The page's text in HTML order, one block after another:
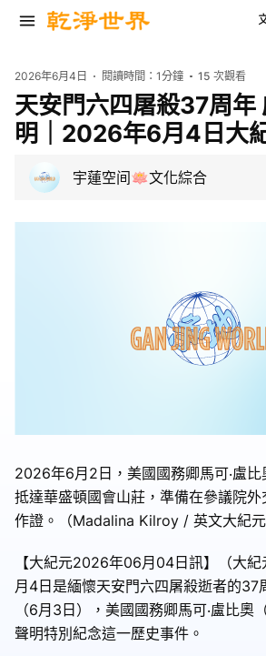
2026年6月4日 閱讀時間：1分鐘 15 次觀看
天安門六四屠殺37周年
明｜2026年6月4日大
宇蓮空间🪷文化綜合
2026年6月2日，美國國務卿馬可‧盧比
抵達華盛頓國會山莊，準備在參議院
作證。（Madalina Kilroy / 英文大紀元
【大紀元2026年06月04日訊】（大
月4日是緬懷天安門六四屠殺逝者的37
（6月3日），美國國務卿馬可‧盧比
聲明特別紀念這一歷史事件。